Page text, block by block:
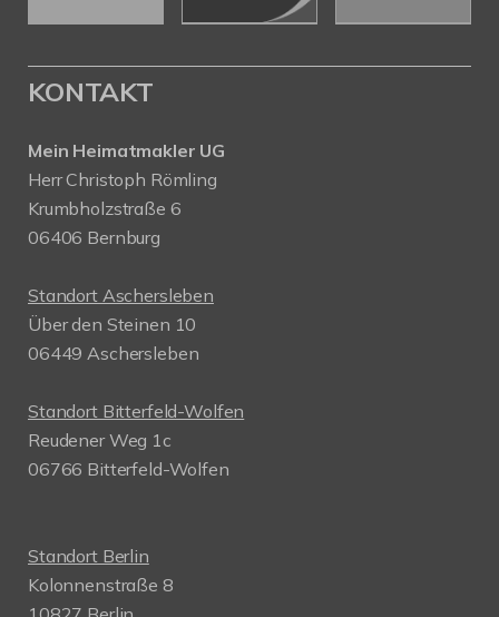
KONTAKT
Mein Heimatmakler UG
Herr Christoph Römling
Krumbholzstraße 6
06406 Bernburg
Standort Aschersleben
Über den Steinen 10
06449 Aschersleben
Standort Bitterfeld-Wolfen
Reudener Weg 1c
06766 Bitterfeld-Wolfen
Standort Berlin
Kolonnenstraße 8